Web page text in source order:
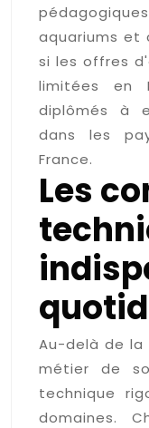
aquariums et
si les offres
limitées en
diplômés à
dans les
France.
Les
Au-delà de la
métier de
technique
domaines.